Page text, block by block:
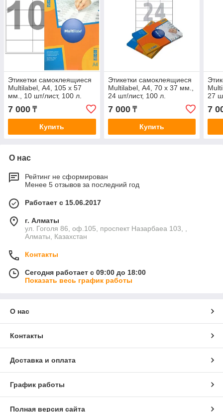
Этикетки самоклеящиеся
Multilabel, А4, 105 х 57
мм., 10 шт/лист, 100 л.
7 000 ₸
Купить
Этикетки самоклеящиеся
Multilabel, А4, 70 х 37 мм.,
24 шт/лист, 100 л.
7 000₸
Купить
27
7
О нас
Рейтинг не сформирован
Менее 5 отзывов за последний год
Работает с 15.06.2017
г. Алматы
ул. Гоголя 86, оф.105, проспект Назарбаеа 103, ,
Алматы, Казахстан
Контакты
Сегодня работает с 09:00 до 18:00
Показать весь график работы
О нас
Контакты
Доставка и оплата
График работы
Полная версия сайта